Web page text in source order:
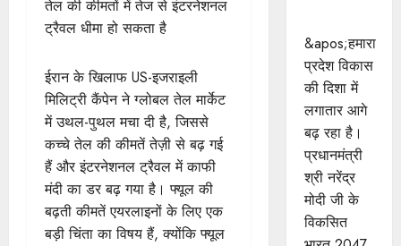
तेल की कीमतों में तेज से इंटरनेशनल
ट्रैवल धीमा हो सकता है
ईरान के खिलाफ US-इजराइली
मिलिट्री कैंपेन ने ग्लोबल तेल मार्केट
में उथल-पुथल मचा दी है, जिससे
कच्चे तेल की कीमतें तेज़ी से बढ़ गई
हैं और इंटरनेशनल ट्रैवल में काफी
मंदी का डर बढ़ गया है। फ्यूल की
बढ़ती कीमतें एयरलाइनों के लिए एक
बड़ी चिंता का विषय हैं, क्योंकि फ्यूल
&apos;हमारा
प्रदेश विकास
की दिशा में
लगातार आगे
बढ़ रहा है।
प्रधानमंत्री
श्री नरेंद्र
मोदी जी के
विकसित